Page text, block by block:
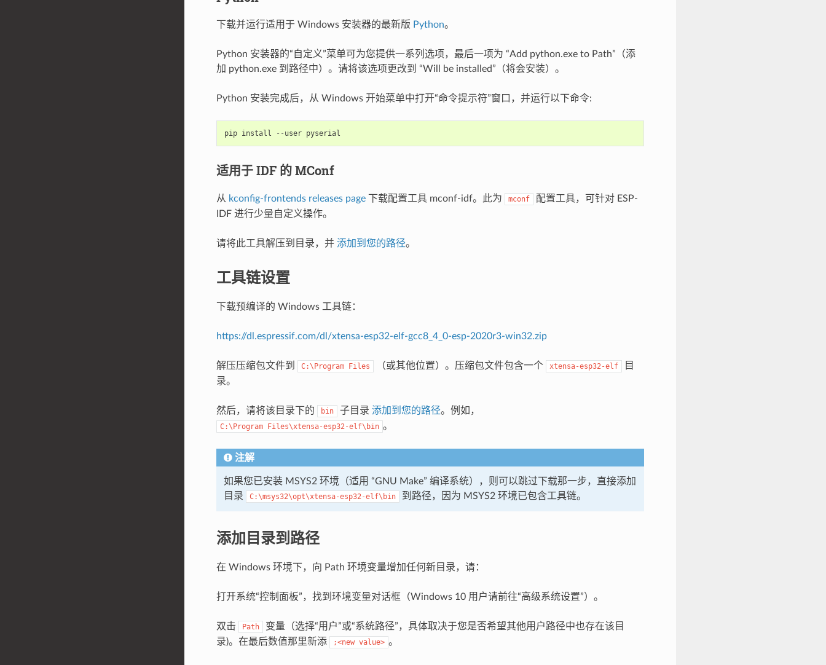
下载并运行适用于 Windows 安装器的最新版 Python。
Python 安装器的“自定义”菜单可为您提供一系列选项，最后一项为 “Add python.exe to Path”（添
加 python.exe 到路径中）。请将该选项更改到 “Will be installed”（将会安装）。
Python 安装完成后，从 Windows 开始菜单中打开“命令提示符”窗口，并运行以下命令:
pip install -- user pyserial
适用于 IDF 的 MConf
从 kconfig-frontends releases page下载配置工具 mconf-idf。此为 mconf
配置工具，可针对 ESP-
IDF 进行少量自定义操作。
请将此工具解压到目录，并 添加到您的路径。
工具链设置
下载预编译的 Windows 工具链：
https://dl.espressif.com/dl/xtensa-esp32-elf-gcc8_4_0-esp-2020r3-win32.zip
解压压缩包文件到 C:\Program Files （或其他位置）。压缩包文件包含一个 xtensa-esp32-elf
目
录。
然后，请将该目录下的 bin 子目录 添加到您的路径。例如，
C:\Program Files\xtensa-esp32-elf\bin 。
注解
如果您已安装 MSYS2 环境（适用 “GNU Make” 编译系统），则可以跳过下载那一步，直接添加
目录
C:\msys32\opt\xtensa-esp32-elf\bin 到路径，因为 MSYS2 环境已包含工具链。
添加目录到路径
在 Windows 环境下，向 Path 环境变量增加任何新目录，请：
打开系统“控制面板”，找到环境变量对话框（Windows 10 用户请前往“高级系统设置”）。
双击 Path
变量（选择“用户”或“系统路径”，具体取决于您是否希望其他用户路径中也存在该目
录)。在最后数值那里新添
;<new value> 。